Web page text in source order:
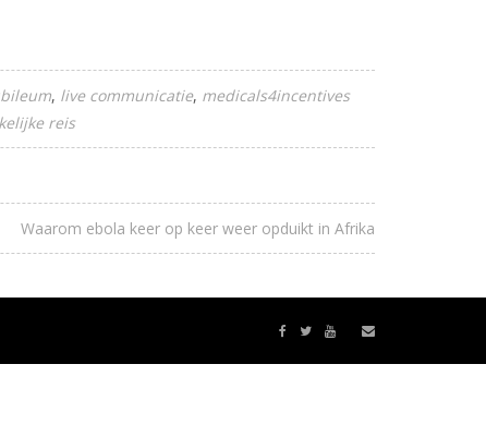
live communicatie medicals4incentives
reis
Waarom ebola keer op keer weer opduikt in Afrika